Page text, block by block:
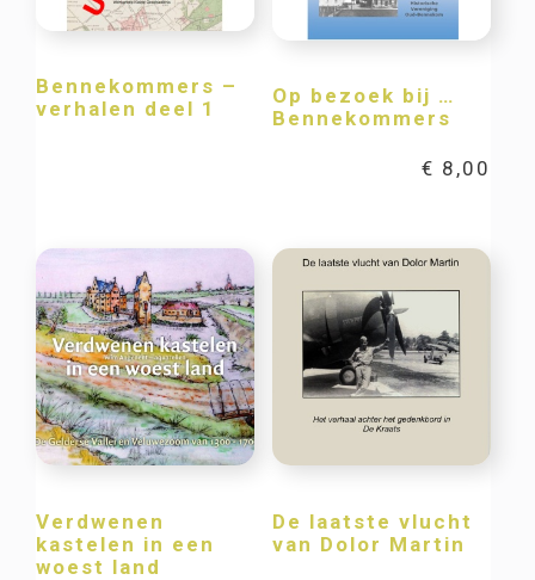
Bennekommers –
verhalen deel 1
Op bezoek bij …
Bennekommers
€ 8,00
Verdwenen
kastelen in een
woest land
De laatste vlucht
van Dolor Martin